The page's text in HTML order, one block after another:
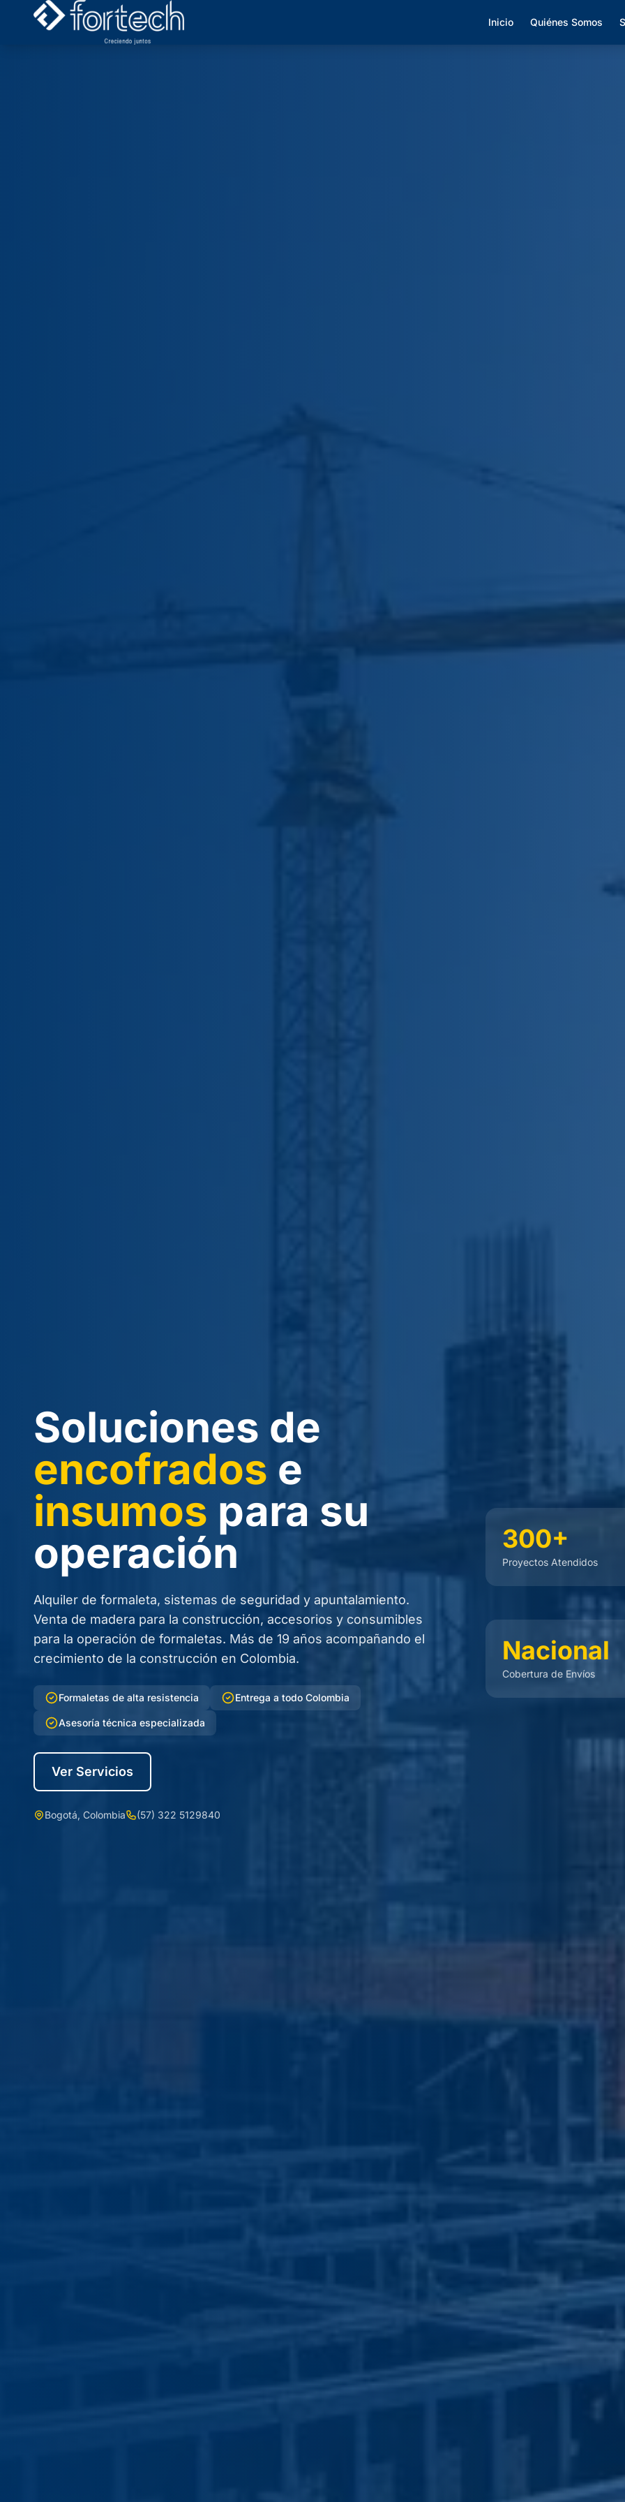
Inicio Quiénes Somos
Soluciones de
encofrados e
insumos para su
operación
Alquiler de formaleta, sistemas de seguridad y apuntalamiento.
Venta de madera para la construcción, accesorios y consumibles
para la operación de formaletas. Más de 19 años acompañando el
crecimiento de la construcción en Colombia.
Formaletas de alta resistencia Entrega a todo Colombia
Asesoría técnica especializada
Ver Servicios
Bogotá, Colombia (57) 322 5129840
300+
Proyectos Atendidos
Nacional
Cobertura de Envíos